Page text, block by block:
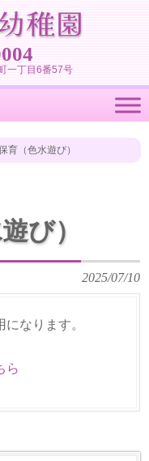
一丁目6番57号
育（色水遊び）
び）
2025/07/10
なります。
ら